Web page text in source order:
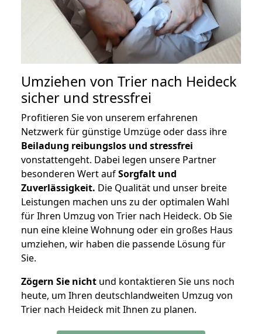
Umziehen von Trier nach Heideck
sicher und stressfrei
Profitieren Sie von unserem erfahrenen
Netzwerk für günstige Umzüge oder dass ihre
Beiladung reibungslos und stressfrei
vonstattengeht. Dabei legen unsere Partner
besonderen Wert aufSorgfalt und
Zuverlässigkeit. Die Qualität und unser breite
Leistungen machen uns zu der optimalen Wahl
für Ihren Umzug von Trier nach Heideck. Ob Sie
nun eine kleine Wohnung oder ein großes Haus
umziehen, wir haben die passende Lösung für
Sie.
Zögern Sie nicht und kontaktieren Sie uns noch
heute, um Ihren deutschlandweiten Umzug von
Trier nach Heideck mit Ihnen zu planen.